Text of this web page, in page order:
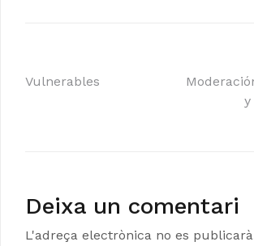
Navegació
Vulnerables
y
Deixa un comentari
L'adreça electrònica no es